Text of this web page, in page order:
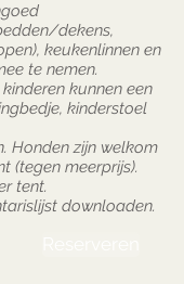
dekens,
keukenlinnen en
te nemen.
kunnen een
kinderstoel
Honden zijn welkom
(tegen meerprijs).
tent.
downloaden.